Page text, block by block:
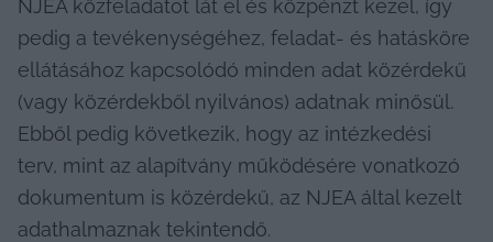
NJEA közfeladatot lát el és közpénzt kezel, így
pedig a tevékenységéhez, feladat- és hatásköre
ellátásához kapcsolódó minden adat közérdekű
(vagy közérdekből nyilvános) adatnak minősül.
Ebből pedig következik, hogy az intézkedési
terv, mint az alapítvány működésére vonatkozó
dokumentum is közérdekű, az NJEA által kezelt
adathalmaznak tekintendő.